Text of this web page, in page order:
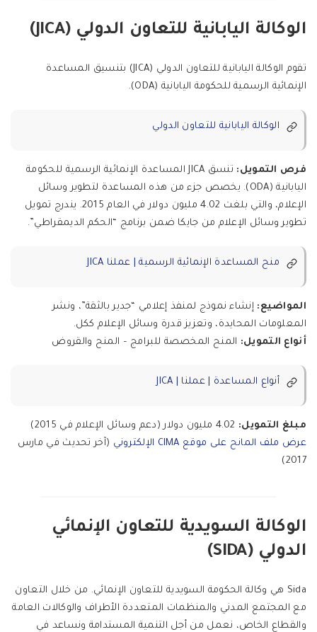
الوكالة اليابانية للتعاون الدولي (JICA)
تقوم الوكالة اليابانية للتعاون الدولي (JICA) بتنسيق المساعدة
الإنمائية الرسمية للحكومة اليابانية (ODA).
الوكالة اليابانية للتعاون الدولي
فرص التمويل:
تنسق JICA المساعدة الإنمائية الرسمية للحكومة
اليابانية (ODA). يخصص جزء من هذه المساعدة لتطوير وسائل
الإعلام، والتي بلغت 4.02 مليون دولار في العام 2015. يندرج تمويل
تطوير وسائل الإعلام من جايكا ضمن برنامج “الحكم الديمقراطي”.
منح المساعدة الإنمائية الرسمية | عملنا JICA
المواضيع: إنشاء نموذج لمنفذ إعلامي “جدير بالثقة”، ونشر
المعلومات المحايدة، وتعزيز قدرة وسائل الإعلام ككل.
أنواع التمويل: المنح المخصصة للبرامج – المنح والقروض
أنواع المساعدة | عملنا | JICA
مبلغ التمويل:
عرض ملف المانح على موقع CIMA الإلكتروني
(آخر تحديث في مارس
2017)
الوكالة السويدية للتعاون الإنمائي
الدولي (SIDA)
Sida هي وكالة الحكومة السويدية للتعاون الإنمائي. من خلال التعاون
مع المجتمع المدني والمنظمات المتعددة الأطراف والوكالات العامة
والقطاع الخاص، نعمل من أجل التنمية المستدامة ونساعد في